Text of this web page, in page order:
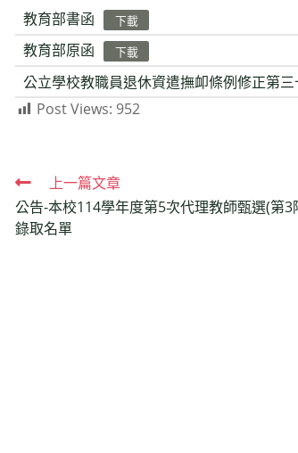
教育部書函
下載
教育部原函 下載
公立學校教職員退休資遣撫卹條例修正第
Post Views: 952
Read
more
articles
上一篇文章
公告-本校114學年度第5次代理教師甄選(第3
錄取名單